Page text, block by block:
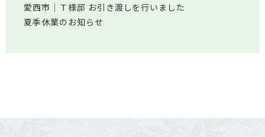
愛西市│Ｔ様邸 お引き渡しを行いました
夏季休業のお知らせ